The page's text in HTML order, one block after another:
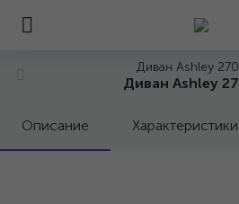
Диван Ashley
Диван Ashley
Описание Характеристики